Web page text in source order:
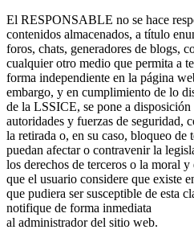
El RESPONSABLE no se hace
contenidos almacenados, a título
foros, chats, generadores de blogs,
cualquier otro medio que permita a
forma independiente en la página
embargo, y en cumplimiento de lo
de la LSSICE, se pone a disposición
autoridades y fuerzas de seguridad,
la retirada o, en su caso, bloqueo de
puedan afectar o contravenir la
los derechos de terceros o la moral
que el usuario considere que existe
que pudiera ser susceptible de esta
notifique de forma inmediata
al administrador del sitio web.